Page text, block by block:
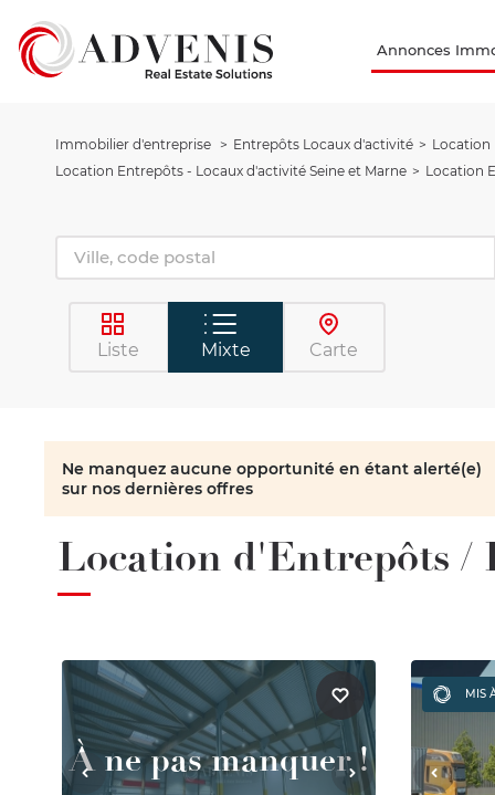
Annonces
Immobilier d'entreprise Entrepôts Locaux d'activité
Location
Location Entrepôts - Locaux d'activité Seine et Marne
Location
Liste Mixte Carte
Ne manquez aucune opportunité en étant alerté(e)
sur nos dernières offres
Location d'Entrepôts /
À ne pas manquer !
MIS